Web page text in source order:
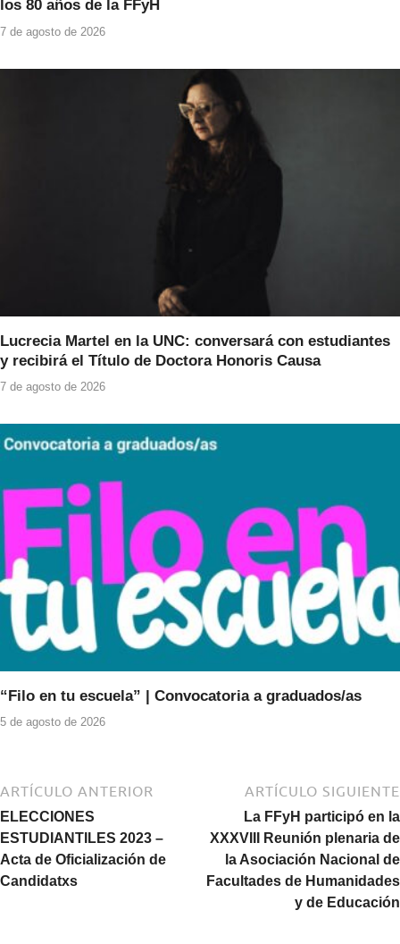
los 80 años de la FFyH
7 de agosto de 2026
Lucrecia Martel en la UNC: conversará con estudiantes
y recibirá el Título de Doctora Honoris Causa
7 de agosto de 2026
“Filo en tu escuela” | Convocatoria a graduados/as
5 de agosto de 2026
ARTÍCULO ANTERIOR
ELECCIONES
ESTUDIANTILES 2023 –
Acta de Oficialización de
Candidatxs
ARTÍCULO SIGUIENTE
La FFyH participó en la
XXXVIII Reunión plenaria de
la Asociación Nacional de
Facultades de Humanidades
y de Educación